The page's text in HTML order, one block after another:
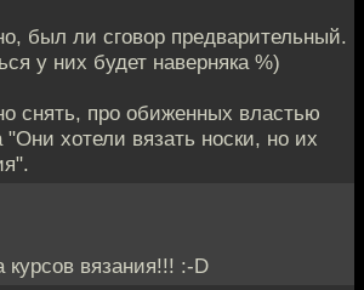
был ли сговор предварительный.
у них будет наверняка %)
снять, про обиженных властью
хотели вязать носки, но их
курсов вязания!!! :-D